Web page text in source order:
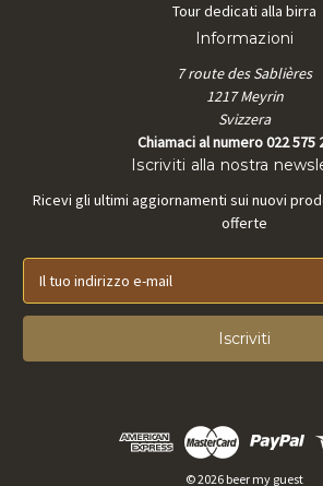
Tour dedicati alla birra
Informazioni
7 route des Sablières
1217 Meyrin
Svizzera
Chiamaci al numero 022 575
Iscriviti alla nostra
Ricevi gli ultimi aggiornamenti sui nuovi
offerte
d
r
© 2026 beer my guest